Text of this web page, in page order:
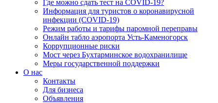
Где можно сдать тест на COVID-19?
Информация для туристов о коронавирусной
инфекции (COVID-19)
Режим работы и тарифы паромной переправы
Онлайн табло аэропорта Усть-Каменогорск
Коррупционные риски
Мост через Бухтарминское водохранилище
Меры государственной поддержки
О нас
Контакты
Для бизнеса
Объявления